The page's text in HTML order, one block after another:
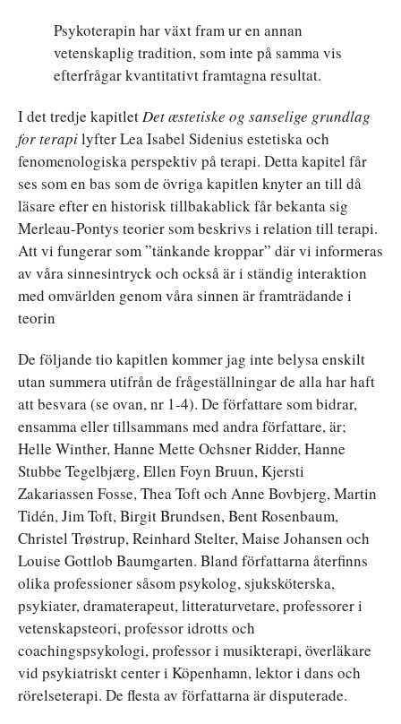
Psykoterapin har växt fram ur en annan
vetenskaplig tradition, som inte på samma vis
efterfrågar kvantitativt framtagna resultat.
I det tredje kapitletDet æstetiske og sanselige grundlag
for terapilyfter Lea Isabel Sidenius estetiska och
fenomenologiska perspektiv på terapi. Detta kapitel får
ses som en bas som de övriga kapitlen knyter an till då
läsare efter en historisk tillbakablick får bekanta sig
Merleau-Pontys teorier som beskrivs i relation till terapi.
Att vi fungerar som ”tänkande kroppar” där vi informeras
av våra sinnesintryck och också är i ständig interaktion
med omvärlden genom våra sinnen är framträdande i
teorin
De följande tio kapitlen kommer jag inte belysa enskilt
utan summera utifrån de frågeställningar de alla har haft
att besvara (se ovan, nr 1-4). De författare som bidrar,
ensamma eller tillsammans med andra författare, är;
Helle Winther, Hanne Mette Ochsner Ridder, Hanne
Stubbe Tegelbjærg, Ellen Foyn Bruun, Kjersti
Zakariassen Fosse, Thea Toft och Anne Bovbjerg, Martin
Tidén, Jim Toft, Birgit Brundsen, Bent Rosenbaum,
Christel Trøstrup, Reinhard Stelter, Maise Johansen och
Louise Gottlob Baumgarten. Bland författarna återfinns
olika professioner såsom psykolog, sjuksköterska,
psykiater, dramaterapeut, litteraturvetare, professorer i
vetenskapsteori, professor idrotts och
coachingspsykologi, professor i musikterapi, överläkare
vid psykiatriskt center i Köpenhamn, lektor i dans och
rörelseterapi. De flesta av författarna är disputerade.